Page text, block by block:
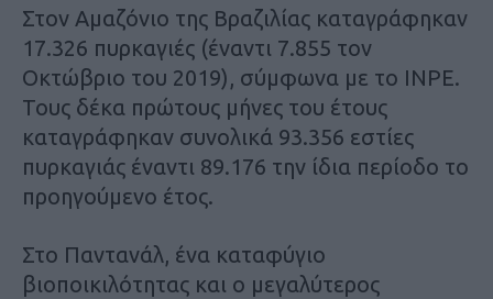
Στον Αμαζόνιο της Βραζιλίας καταγράφηκαν
17.326 πυρκαγιές (έναντι 7.855 τον
Οκτώβριο του 2019), σύμφωνα με το INPE.
Τους δέκα πρώτους μήνες του έτους
καταγράφηκαν συνολικά 93.356 εστίες
πυρκαγιάς έναντι 89.176 την ίδια περίοδο το
προηγούμενο έτος.
Στο Παντανάλ, ένα καταφύγιο
βιοποικιλότητας και ο μεγαλύτερος